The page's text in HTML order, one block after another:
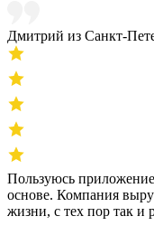
Дмитрий из Санкт-
Пользуюсь
основе. Компания
жизни, с тех пор так и